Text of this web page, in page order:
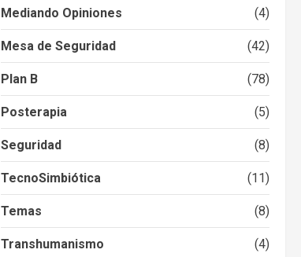
Mediando Opiniones (4)
Mesa de Seguridad (42)
Plan B (78)
Posterapia (5)
Seguridad (8)
TecnoSimbiótica (11)
Temas (8)
Transhumanismo (4)